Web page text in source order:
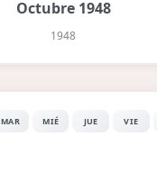
Octubre 1948
1948
MAR MIÉ JUE VIE